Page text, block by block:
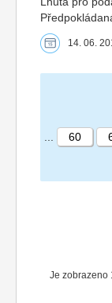
14. 06.
Je zobrazeno
60